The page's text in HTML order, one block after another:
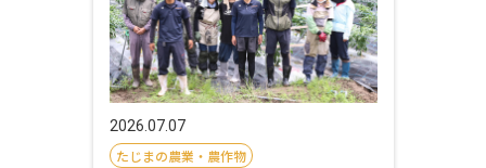
2026.07.07
たじまの農業・農作物